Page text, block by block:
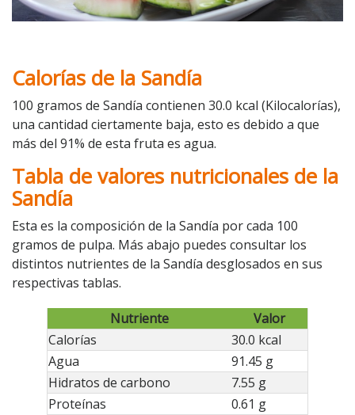
Calorías de la Sandía
100 gramos de Sandía contienen 30.0 kcal (Kilocalorías),
una cantidad ciertamente baja, esto es debido a que
más del 91% de esta fruta es agua.
Tabla de valores nutricionales de la
Sandía
Esta es la composición de la Sandía por cada 100
gramos de pulpa. Más abajo puedes consultar los
distintos nutrientes de la Sandía desglosados en sus
respectivas tablas.
Nutriente
Valor
Calorías
30.0 kcal
Agua
91.45 g
Hidratos de carbono
7.55 g
Proteínas
0.61 g